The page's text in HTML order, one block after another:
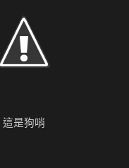
這是狗哨